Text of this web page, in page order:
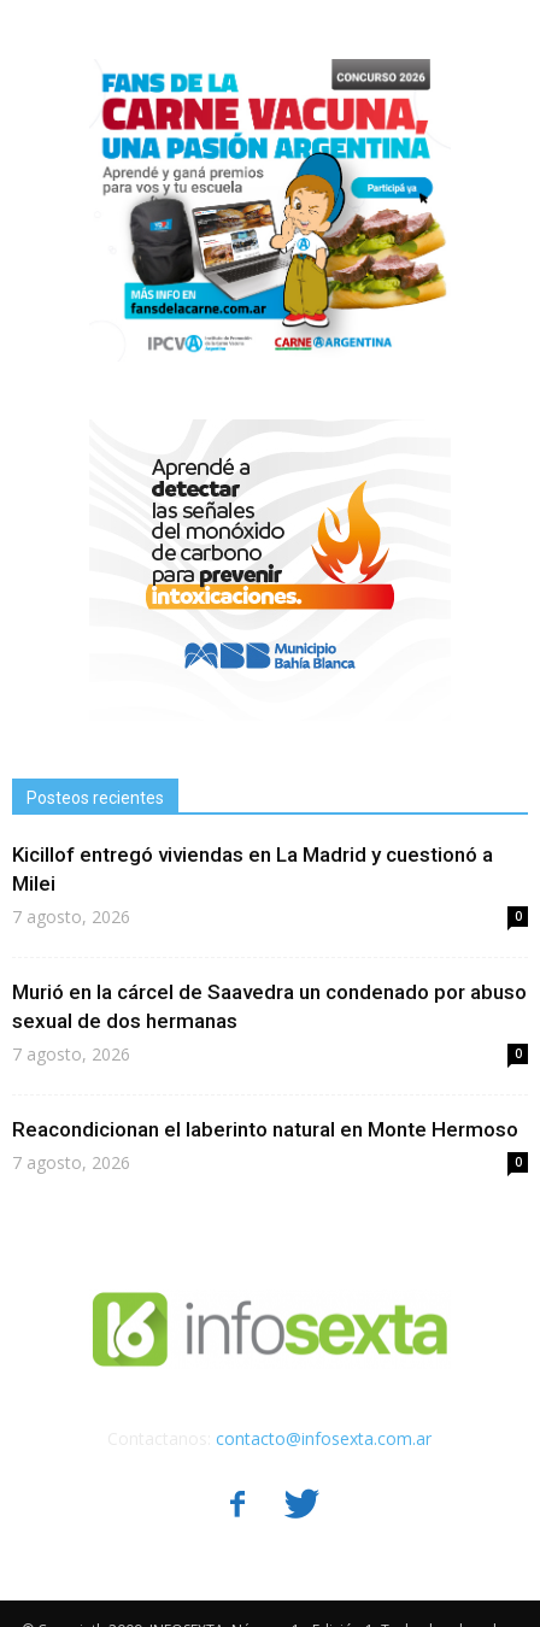
Posteos recientes
Kicillof entregó viviendas en La Madrid y cuestionó a
Milei
7 agosto, 2026 0
Murió en la cárcel de Saavedra un condenado por abuso
sexual de dos hermanas
7 agosto, 2026 0
Reacondicionan el laberinto natural en Monte Hermoso
7 agosto, 2026 0
contacto@infosexta.com.ar